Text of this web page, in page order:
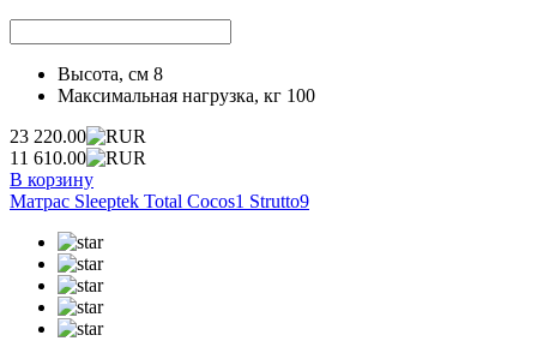
Высота, см 8
Максимальная нагрузка, кг 100
23 220.00
11 610.00
В корзину
Матрас Sleeptek Total Cocos1 Strutto9